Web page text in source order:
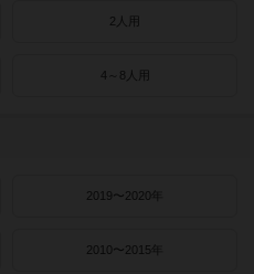
2人用
4～8人用
2019〜2020年
2010〜2015年